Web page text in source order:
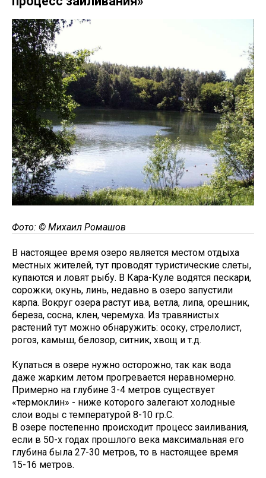
Фото: © Михаил Ромашов
В настоящее время озеро является местом отдыха
местных жителей, тут проводят туристические слеты,
купаются и ловят рыбу. В Кара-Куле водятся пескари,
сорожки, окунь, линь, недавно в озеро запустили
карпа. Вокруг озера растут ива, ветла, липа, орешник,
береза, сосна, клен, черемуха. Из травянистых
растений тут можно обнаружить: осоку, стрелолист,
рогоз, камыш, белозор, ситник, хвощ и т.д.
Купаться в озере нужно осторожно, так как вода
даже жарким летом прогревается неравномерно.
Примерно на глубине 3-4 метров существует
«термоклин» - ниже которого залегают холодные
слои воды с температурой 8-10 гр.С.
В озере постепенно происходит процесс заиливания,
если в 50-х годах прошлого века максимальная его
глубина была 27-30 метров, то в настоящее время
15-16 метров.